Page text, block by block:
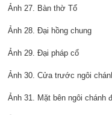
Ảnh 27. Bàn thờ Tổ
Ảnh 28. Đại hồng chung
Ảnh 29. Đại pháp cổ
Ảnh 30. Cửa trước ngôi
Ảnh 31. Mặt bên ngôi chánh